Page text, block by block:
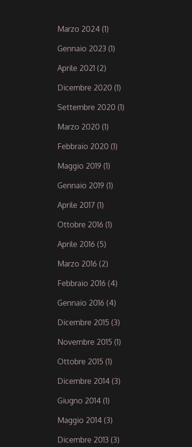
Marzo 2024 (1)
Gennaio 2023 (1)
Aprile 2021 (2)
Dicembre 2020 (1)
Settembre 2020 (1)
Marzo 2020 (1)
Febbraio 2020 (1)
Maggio 2019 (1)
Gennaio 2019 (1)
Aprile 2017 (1)
Ottobre 2016 (1)
Aprile 2016 (5)
Marzo 2016 (2)
Febbraio 2016 (4)
Gennaio 2016 (4)
Dicembre 2015 (3)
Novembre 2015 (1)
Ottobre 2015 (1)
Dicembre 2014 (3)
Giugno 2014 (1)
Maggio 2014 (3)
Dicembre 2013 (3)